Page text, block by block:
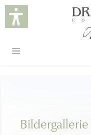
springen
Bildergallerie